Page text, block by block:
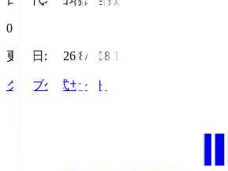
0
更新日 : 2026/8/7 08:11
クラブ公式サイト